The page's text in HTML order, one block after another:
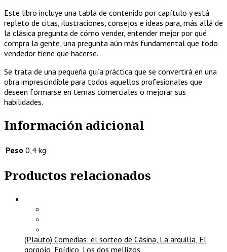
Este libro incluye una tabla de contenido por capítulo y está
repleto de citas, ilustraciones, consejos e ideas para, más allá de
la clásica pregunta de cómo vender, entender mejor por qué
compra la gente, una pregunta aún más fundamental que todo
vendedor tiene que hacerse.
Se trata de una pequeña guía práctica que se convertirá en una
obra imprescindible para todos aquellos profesionales que
deseen formarse en temas comerciales o mejorar sus
habilidades.
Información adicional
Peso 0,4 kg
Productos relacionados
(Plauto) Comedias: el sorteo de Cásina, La arquilla, El
gorgojo, Epídico, Los dos mellizos